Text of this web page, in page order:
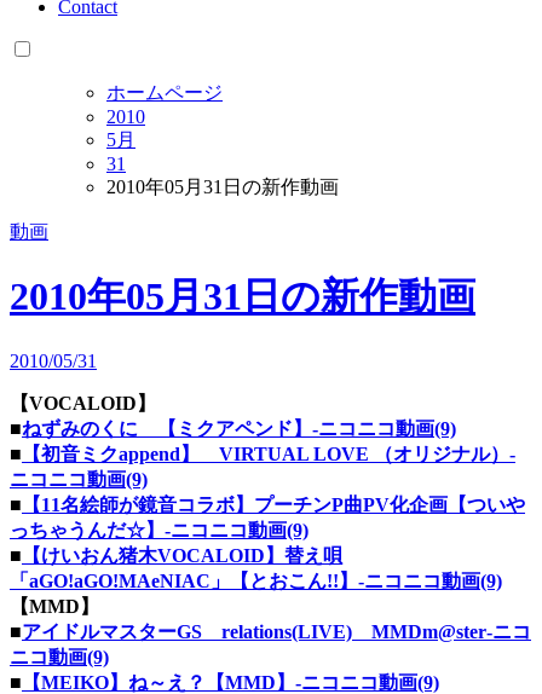
Contact
ホームページ
2010
5月
31
2010年05月31日の新作動画
動画
2010年05月31日の新作動画
2010/05/31
【VOCALOID】
■ねずみのくに 【ミクアペンド】‐ニコニコ動画(9)
■ 【初音ミクappend】 VIRTUAL LOVE （オリジナル）‐
ニコニコ動画(9)
■ 【11名絵師が鏡音コラボ】プーチンP曲PV化企画【ついや
っちゃうんだ☆】‐ニコニコ動画(9)
■ 【けいおん猪木VOCALOID】替え唄
「aGO!aGO!MAeNIAC」【とおこん!!】‐ニコニコ動画(9)
【MMD】
■アイドルマスターGS relations(LIVE) MMDm@ster‐ニコ
ニコ動画(9)
■ 【MEIKO】ね～え？【MMD】‐ニコニコ動画(9)